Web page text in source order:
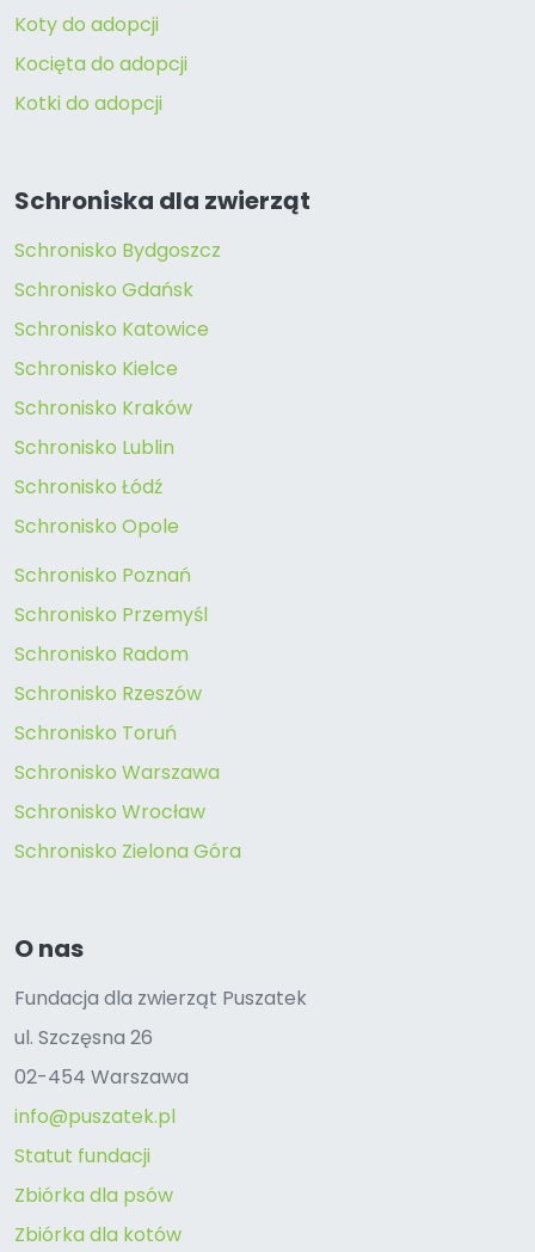
Koty do adopcji
Kocięta do adopcji
Kotki do adopcji
Schroniska dla zwierząt
Schronisko Bydgoszcz
Schronisko Gdańsk
Schronisko Katowice
Schronisko Kielce
Schronisko Kraków
Schronisko Lublin
Schronisko Łódź
Schronisko Opole
Schronisko Poznań
Schronisko Przemyśl
Schronisko Radom
Schronisko Rzeszów
Schronisko Toruń
Schronisko Warszawa
Schronisko Wrocław
Schronisko Zielona Góra
O nas
Fundacja dla zwierząt Puszatek
ul. Szczęsna 26
02-454 Warszawa
info@puszatek.pl
Statut fundacji
Zbiórka dla psów
Zbiórka dla kotów